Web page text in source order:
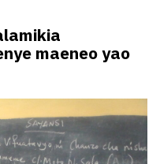
maeneo yao